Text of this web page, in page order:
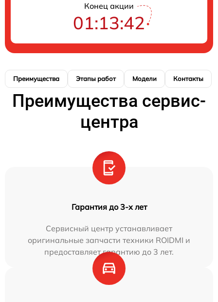
Конец акции
01:13:41
Преимущества Этапы работ Модели Контакты
Преимущества сервис-
центра
Гарантия до 3-х лет
Сервисный центр устанавливает
оригинальные запчасти техники ROIDMI и
предоставляет гарантию до 3 лет.